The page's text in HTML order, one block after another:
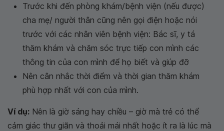
Trước khi đến phòng khám/bệnh viện (nếu được)
cha mẹ/ người thân cũng nên gọi điện hoặc nói
trước với các nhân viên bệnh viện: Bác sĩ, y tá
thăm khám và chăm sóc trực tiếp con mình các
thông tin của con mình để họ biết và giúp đỡ
Nên cân nhắc thời điểm và thời gian thăm khám
phù hợp nhất với con của mình.
Ví dụ: Nên là giờ sáng hay chiều – giờ mà trẻ có thể
cảm giác thư giãn và thoải mái nhất hoặc ít ra là lúc mà